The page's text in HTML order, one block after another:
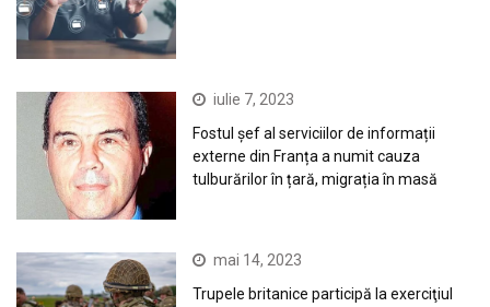
iulie 7, 2023
Fostul șef al serviciilor de informații
externe din Franța a numit cauza
tulburărilor în țară, migrația în masă
mai 14, 2023
Trupele britanice participă la exerciţiul